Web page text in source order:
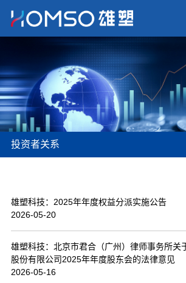
关于雄塑
产品中心
品牌服务
资讯中心
经典案例
投资者关系
雄塑科技：2025年年度权益分派实施公告
2026-05-20
雄塑科技：北京市君合（广州）律师事务所关
股份有限公司2025年年度股东会的法律意见
2026-05-16